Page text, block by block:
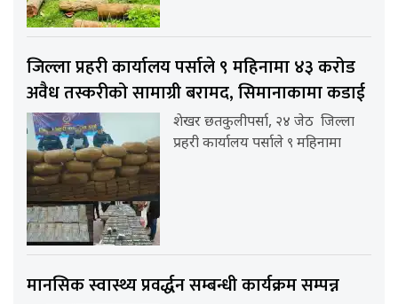
जिल्ला प्रहरी कार्यालय पर्साले ९ महिनामा ४३ करोड
अवैध तस्करीको सामाग्री बरामद, सिमानाकामा कडाई
शेखर छतकुलीपर्सा, २४ जेठ जिल्ला
प्रहरी कार्यालय पर्साले ९ महिनामा
मानसिक स्वास्थ्य प्रवर्द्धन सम्बन्धी कार्यक्रम सम्पन्न